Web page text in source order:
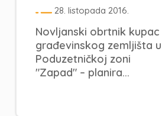
28. listopada 2016.
Novljanski obrtnik kupac
građevinskog zemljišta u
Poduzetničkoj zoni
"Zapad" – planira...